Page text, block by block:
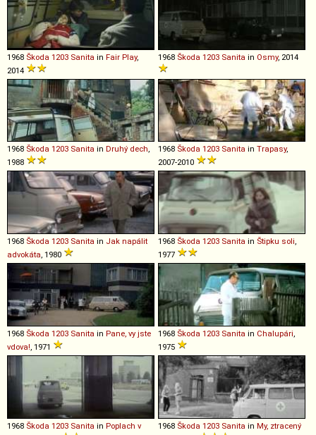
1968 Škoda 1203 Sanita in Fair Play,
2014
1968 Škoda 1203 Sanita in Osmy, 2014
1968 Škoda 1203 Sanita in Druhý dech,
1988
1968 Škoda 1203 Sanita in Trapasy,
2007-2010
1968 Škoda 1203 Sanita in Jak napálit
advokáta, 1980
1968 Škoda 1203 Sanita in Štipku soli,
1977
1968 Škoda 1203 Sanita in Pane, vy jste
vdova!, 1971
1968 Škoda 1203 Sanita in Chalupári,
1975
1968 Škoda 1203 Sanita in Poplach v
1968 Škoda 1203 Sanita in My, ztracený